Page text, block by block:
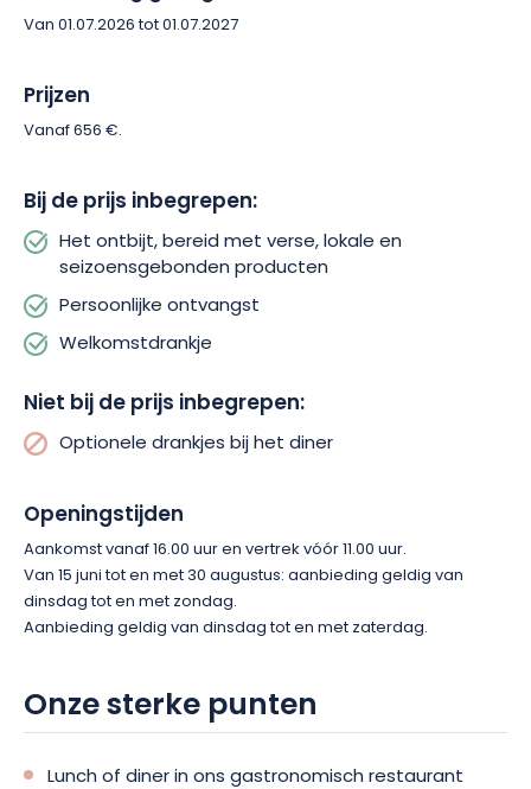
Van 01.07.2026 tot 01.07.2027
Prijzen
Vanaf 656 €.
Bij de prijs inbegrepen:
Het ontbijt, bereid met verse, lokale en
seizoensgebonden producten
Persoonlijke ontvangst
Welkomstdrankje
Niet bij de prijs inbegrepen:
Optionele drankjes bij het diner
Openingstijden
Aankomst vanaf 16.00 uur en vertrek vóór 11.00 uur.
Van 15 juni tot en met 30 augustus: aanbieding geldig van
dinsdag tot en met zondag.
Aanbieding geldig van dinsdag tot en met zaterdag.
Onze sterke punten
Lunch of diner in ons gastronomisch restaurant